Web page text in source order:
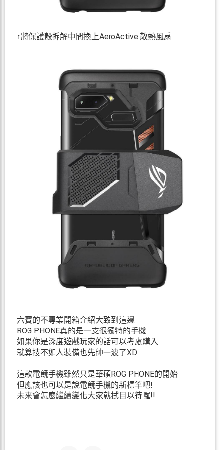
↑將保護殼拆解中間換上AeroActive 散熱風扇
六寶的不專業開箱介紹大致到這邊
ROG PHONE真的是一支很獨特的手機
如果你是深度遊戲玩家的話可以考慮購入
就算技不如人裝備也先帥一波了XD
這款電競手機雖然只是華碩ROG PHONE的開始
但應該也可以是說電競手機的新標竿吧!
未來會怎麼繼續變化大家就拭目以待囉!!